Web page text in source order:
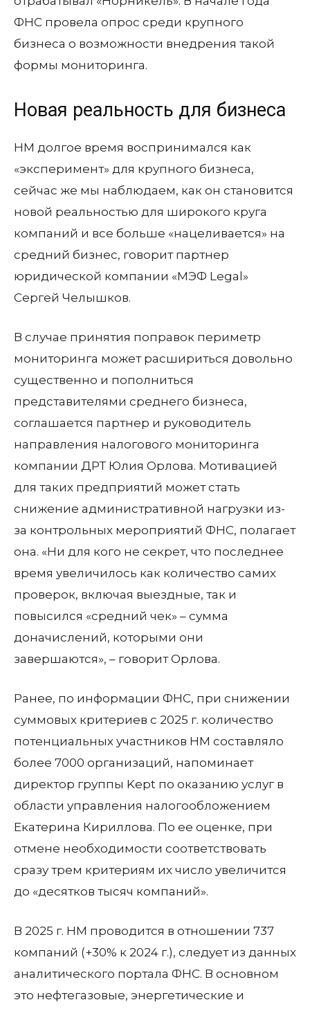
ФНС провела опрос среди крупного
бизнеса о возможности внедрения такой
формы мониторинга.
Новая реальность для бизнеса
НМ долгое время воспринимался как
«эксперимент» для крупного бизнеса,
сейчас же мы наблюдаем, как он становится
новой реальностью для широкого круга
компаний и все больше «нацеливается» на
средний бизнес, говорит партнер
юридической компании «МЭФ Legal»
Сергей Челышков.
В случае принятия поправок периметр
мониторинга может расшириться довольно
существенно и пополниться
представителями среднего бизнеса,
соглашается партнер и руководитель
направления налогового мониторинга
компании ДРТ Юлия Орлова. Мотивацией
для таких предприятий может стать
снижение административной нагрузки из-
за контрольных мероприятий ФНС, полагает
она. «Ни для кого не секрет, что последнее
время увеличилось как количество самих
проверок, включая выездные, так и
повысился «средний чек» – сумма
доначислений, которыми они
завершаются», – говорит Орлова.
Ранее, по информации ФНС, при снижении
суммовых критериев с 2025 г. количество
потенциальных участников НМ составляло
более 7000 организаций, напоминает
директор группы Kept по оказанию услуг в
области управления налогообложением
Екатерина Кириллова. По ее оценке, при
отмене необходимости соответствовать
сразу трем критериям их число увеличится
до «десятков тысяч компаний».
В 2025 г. НМ проводится в отношении 737
компаний (+30% к 2024 г.), следует из данных
аналитического портала ФНС. В основном
это нефтегазовые, энергетические и